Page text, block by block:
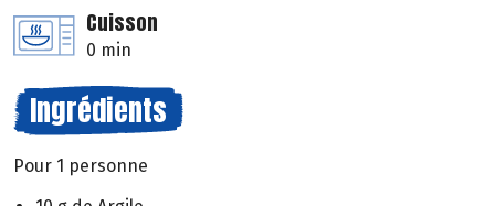
Cuisson
0 min
Ingrédients
Pour 1 personne